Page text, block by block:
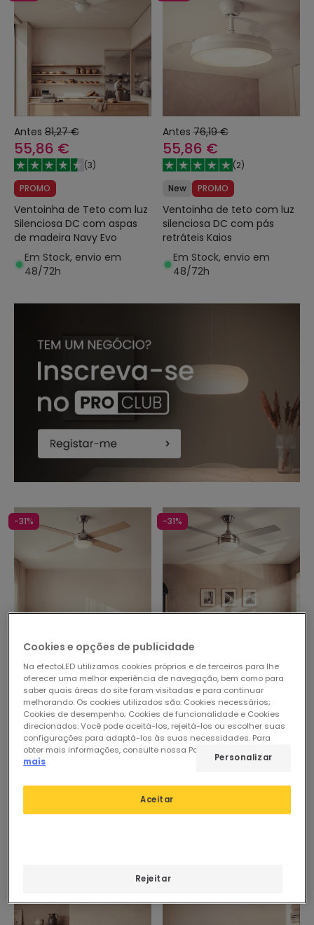
Antes 81,27 €
55,86 €
(3)
PROMO
Ventoinha de Teto com luz
Silenciosa DC com aspas
de madeira Navy Evo
Em Stock, envio em
48/72h
Antes 76,19 €
55,86 €
(2)
New
PROMO
Ventoinha de teto com luz
silenciosa DC com pás
retráteis Kaios
Em Stock, envio em
48/72h
-31%
Antes 81,27 €
55,86 €
(3)
PROMO
Ventoinha de Teto com luz
Silenciosa DC com aspas
de madeira Navy Evo
Em Stock, envio em
-31%
Antes 81,27 €
55,86 €
(3)
PROMO
Ventoinha de Teto com luz
Silenciosa DC com aspas
Em Stock, envio em
Cookies e opções de publicidade
Na efectoLED utilizamos cookies próprios e de terceiros para lhe
oferecer uma melhor experiência de navegação, bem como para
saber quais áreas do site foram visitadas e para continuar
melhorando. Os cookies utilizados são: Cookies necessários;
Cookies de desempenho; Cookies de funcionalidade e Cookies
direcionados. Você pode aceitá-los, rejeitá-los ou escolher suas
configurações para adaptá-los às suas necessidades. Para
obter mais informações, consulte nossa Política de Cookies.
mais
Rejeitar
Aceitar
Personalizar